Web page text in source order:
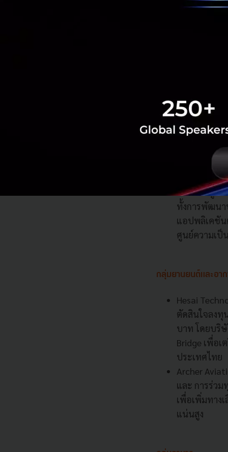
สนับสนุนผู้ป
รวมกว่า
เซ็นเตอร์ โ
ในประเทศไ
HCL
เที่ยว รวมถึ
NVIDIA: ผู้น
ทั้งการพัฒนา
แอปพลิเคชัน
ศูนย์ความเป็
กลุ่มยานยนต์และอา
Hesai
ตัดสินใจลงทุ
บาท โดยบริ
Bridge เพื่อ
ประเทศไทย
Archer
และ การร่ว
เพื่อเพิ่มทาง
แน่นสูง